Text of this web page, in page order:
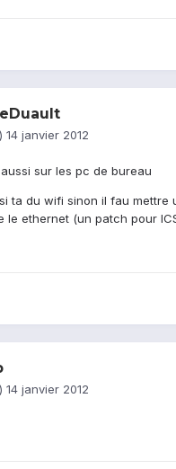
14 janvier 2012
sur les pc de bureau
ta du wifi sinon il fau mettre
le ethernet (un patch pour
14 janvier 2012